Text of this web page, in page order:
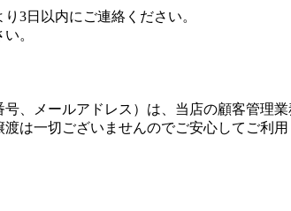
3日以内にご連絡ください。
。
、メールアドレス）は、当店の顧客管理
は一切ございませんのでご安心してご利用